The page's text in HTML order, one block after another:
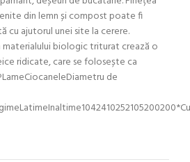
din lemn și compost poate fi
cu ajutorul unei site la cerere.
materialului biologic triturat crează o
ridicate, care se folosește ca
de